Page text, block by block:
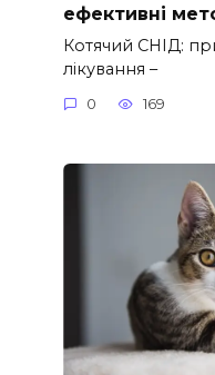
ефективні
Котячий СНІД:
лікування –
0 169